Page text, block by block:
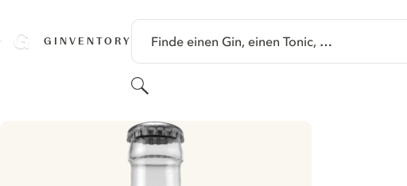
GINVENTORY Finde einen Gin, einen Tonic, …
Suchen